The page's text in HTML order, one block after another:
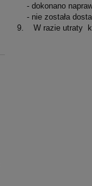
- dokonano
- nie została
9. W razie utraty